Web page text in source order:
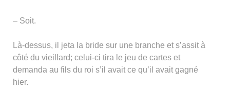
– Soit.
Là-dessus, il jeta la bride sur une branche et s’assit à
côté du vieillard; celui-ci tira le jeu de cartes et
demanda au fils du roi s’il avait ce qu’il avait gagné
hier.